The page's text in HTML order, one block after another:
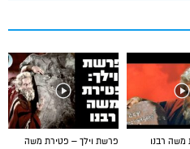
פרשת וילך – פטירת משה משה רבנו